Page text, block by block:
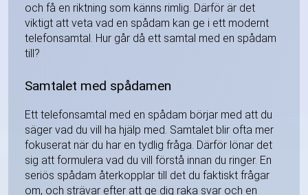
och få en riktning som känns rimlig. Därför är det
viktigt att veta vad en spådam kan ge i ett modernt
telefonsamtal. Hur går då ett samtal med en spådam
till?
Samtalet med spådamen
Ett telefonsamtal med en spådam börjar med att du
säger vad du vill ha hjälp med. Samtalet blir ofta mer
fokuserat när du har en tydlig fråga. Därför lönar det
sig att formulera vad du vill förstå innan du ringer. En
seriös spådam återkopplar till det du faktiskt frågar
om, och strävar efter att ge dig raka svar och en